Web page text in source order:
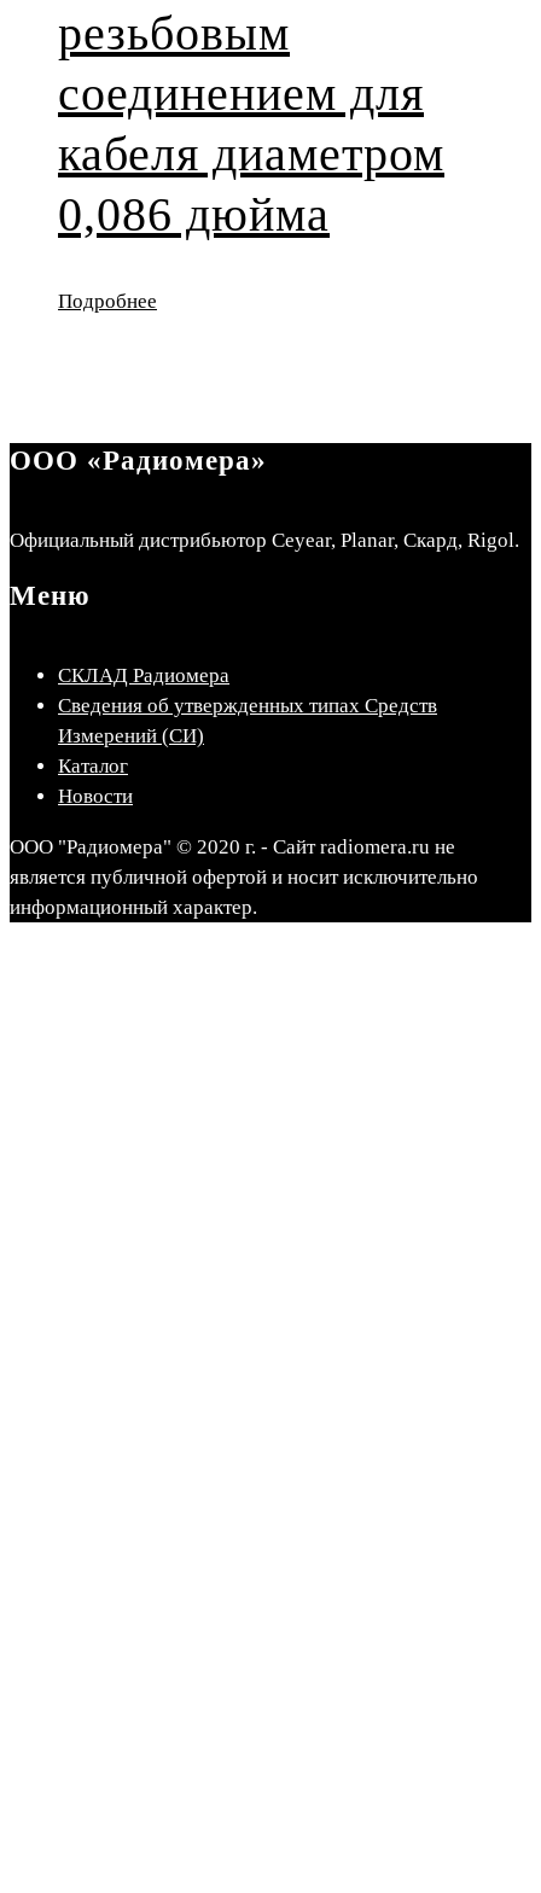
резьбовым
соединением для
кабеля диаметром
0,086 дюйма
Подробнее
ООО «Радиомера»
Официальный дистрибьютор Ceyear, Planar, Скард, Rigol.
Меню
СКЛАД Радиомера
Сведения об утвержденных типах Средств
Измерений (СИ)
Каталог
Новости
ООО "Радиомера" © 2020 г. - Сайт radiomera.ru не
является публичной офертой и носит исключительно
информационный характер.